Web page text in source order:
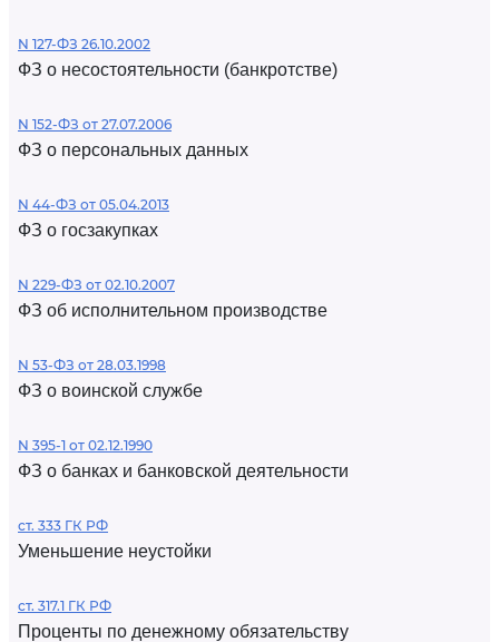
N 127-ФЗ 26.10.2002
ФЗ о несостоятельности (банкротстве)
N 152-ФЗ от 27.07.2006
ФЗ о персональных данных
N 44-ФЗ от 05.04.2013
ФЗ о госзакупках
N 229-ФЗ от 02.10.2007
ФЗ об исполнительном производстве
N 53-ФЗ от 28.03.1998
ФЗ о воинской службе
N 395-1 от 02.12.1990
ФЗ о банках и банковской деятельности
ст. 333 ГК РФ
Уменьшение неустойки
ст. 317.1 ГК РФ
Проценты по денежному обязательству